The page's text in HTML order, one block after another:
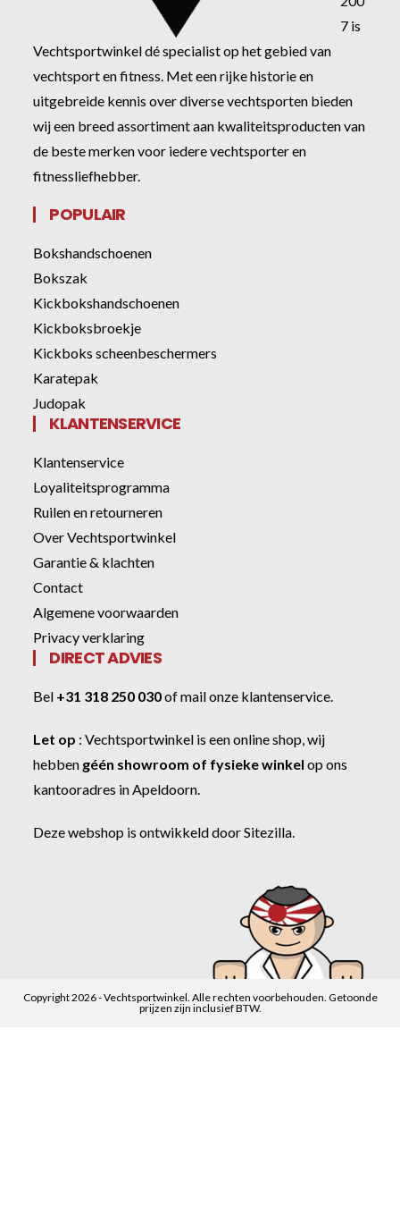
7 is
Vechtsportwinkel dé specialist op het gebied van
vechtsport en fitness. Met een rijke historie en
uitgebreide kennis over diverse vechtsporten bieden
wij een breed assortiment aan kwaliteitsproducten van
de beste merken voor iedere vechtsporter en
fitnessliefhebber.
POPULAIR
Bokshandschoenen
Bokszak
Kickbokshandschoenen
Kickboksbroekje
Kickboks scheenbeschermers
Karatepak
Judopak
KLANTENSERVICE
Klantenservice
Loyaliteitsprogramma
Ruilen en retourneren
Over Vechtsportwinkel
Garantie & klachten
Contact
Algemene voorwaarden
Privacy verklaring
DIRECT ADVIES
Bel +31 318 250 030ofmail onze klantenservice.
Let op :Vechtsportwinkel is een online shop, wij
hebben géén showroom of fysieke winkel op ons
kantooradres in Apeldoorn.
Deze webshop is ontwikkeld doorSitezilla.
Copyright 2026 - Vechtsportwinkel. Alle rechten voorbehouden. Getoonde
prijzen zijn inclusief BTW.